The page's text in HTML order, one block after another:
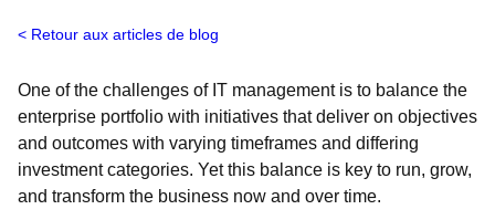
Retour aux articles de blog
One of the challenges of IT management is to balance the
enterprise portfolio with initiatives that deliver on objectives
and outcomes with varying timeframes and differing
investment categories. Yet this balance is key to run, grow,
and transform the business now and over time.